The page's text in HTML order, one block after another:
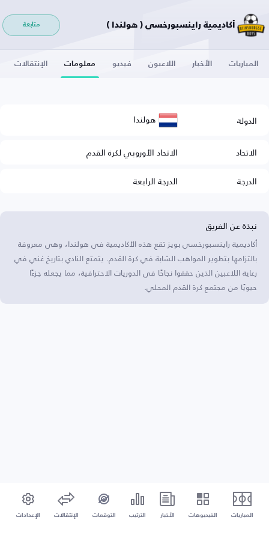
أكاديمية راينسبورخسي ( هولندا ) متابعة
المباريات الأخبار اللاعبون فيديو معلومات الإنتقالات
الدولة هولندا
الاتحاد
الاتحاد الأوروبي لكرة القدم
الدرجة
الدرجة الرابعة
نبذة عن الفريق
أكاديمية راينسبورخسي بويز تقع هذه الأكاديمية في هولندا، وهي معروفة
بالتزامها بتطوير المواهب الشابة في كرة القدم. يتمتع النادي بتاريخ غني في
رعاية اللاعبين الذين حققوا نجاحًا في الدوريات الاحترافية، مما يجعله جزءًا
حيويًا من مجتمع كرة القدم المحلي.
المباريات الفيديوهات الأخبار الترتيب التوقعات الإنتقالات الإعدادات